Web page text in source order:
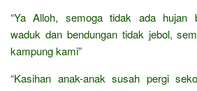
“Ya Alloh, semoga tidak ada hujan
waduk dan bendungan tidak jebol,
kampung kami”
“Kasihan anak-anak susah pergi